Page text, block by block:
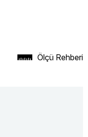
Ölçü Rehberi